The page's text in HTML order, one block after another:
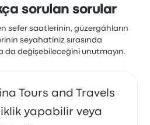
sorulan sorular
sefer saatlerinin, güzergâhların
seyahatiniz sırasında
da değişebileceğini unutmayın.
Tours and Travels
yapabilir veya